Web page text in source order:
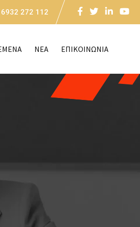
272 112
NEA ΕΠΙΚΟΙΝΩΝΙΑ